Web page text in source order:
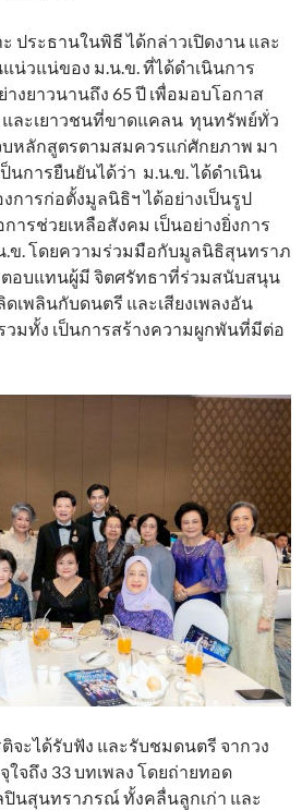
ประธานในพิธี ได้กล่าวเปิดงาน และ
วแน่ของ ม.น.ข. ที่ได้ดำเนินการ
งยาวนานถึง 65 ปี เพื่อมอบโอกาส
และเยาวชนที่ขาดแคลน ทุนทรัพย์ทั่ว
บหลักสูตรตามสมควรแก่ศักยภาพ มา
นการยืนยันได้ว่า ม.น.ข. ได้ดำเนิน
การก่อตั้งมูลนิธิฯ ได้อย่างเป็นรูป
รช่วยเหลือสังคม เป็นอย่างยิ่งการ
ข. โดยความร่วมมือกับมูลนิธิสุนทราภ
อบแทนผู้มี จิตศรัทธาที่ร่วมสนับสนุน
เพลินกับดนตรี และเสียงเพลงอัน
วมทั้ง เป็นการสร้างความผูกพันที่มีต่อ
จะได้รับฟัง และรับชมดนตรี จากวง
จถึง 33 บทเพลง โดยถ่ายทอด
นสุนทราภรณ์ ทั้งคลื่นลูกเก่า และ